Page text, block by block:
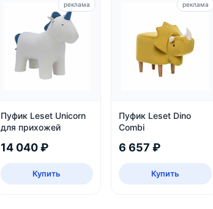
Пуфик Leset Unicorn
для прихожей
14 040 ₽
Купить
реклама
Пуфик Leset Dino
Combi
6 657 ₽
Купить
реклама